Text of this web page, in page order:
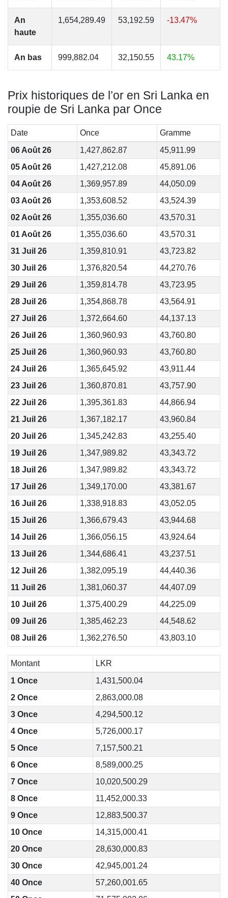
An
haute
1,654,289.49 53,192.59 -13.47%
An bas 999,882.04 32,150.55 43.17%
Prix historiques de l’or en Sri Lanka en
roupie de Sri Lanka par Once
Date Once
Gramme
06 Août 26
1,427,862.87
45,911.99
05 Août 26
1,427,212.08
45,891.06
04 Août 26
1,369,957.89
44,050.09
03 Août 26
1,353,608.52
43,524.39
02 Août 26
1,355,036.60
43,570.31
01 Août 26
1,355,036.60
43,570.31
31 Juil 26
1,359,810.91
43,723.82
30 Juil 26
1,376,820.54
44,270.76
29 Juil 26
1,359,814.78
43,723.95
28 Juil 26
1,354,868.78
43,564.91
27 Juil 26
1,372,664.60
44,137.13
26 Juil 26
1,360,960.93
43,760.80
25 Juil 26
1,360,960.93
43,760.80
24 Juil 26
1,365,645.92
43,911.44
23 Juil 26
1,360,870.81
43,757.90
22 Juil 26
1,395,361.83
44,866.94
21 Juil 26
1,367,182.17
43,960.84
20 Juil 26
1,345,242.83
43,255.40
19 Juil 26
1,347,989.82
43,343.72
18 Juil 26
1,347,989.82
43,343.72
17 Juil 26
1,349,170.00
43,381.67
16 Juil 26
1,338,918.83
43,052.05
15 Juil 26
1,366,679.43
43,944.68
14 Juil 26
1,366,056.15
43,924.64
13 Juil 26
1,344,686.41
43,237.51
12 Juil 26
1,382,095.19
44,440.36
11 Juil 26
1,381,060.37
44,407.09
10 Juil 26
1,375,400.29
44,225.09
09 Juil 26
1,385,462.23
44,548.62
08 Juil 26
1,362,276.50 43,803.10
Montant
LKR
1 Once
1,431,500.04
2 Once
2,863,000.08
3 Once
4,294,500.12
4 Once
5,726,000.17
5 Once
7,157,500.21
6 Once
8,589,000.25
7 Once
10,020,500.29
8 Once
11,452,000.33
9 Once
12,883,500.37
10 Once
14,315,000.41
20 Once
28,630,000.83
30 Once
42,945,001.24
40 Once
57,260,001.65